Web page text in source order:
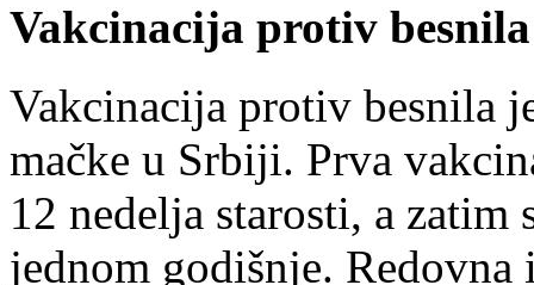
Vakcinacija protiv besnila
Vakcinacija protiv besnila
mačke u Srbiji. Prva
12 nedelja starosti, a
jednom godišnje.